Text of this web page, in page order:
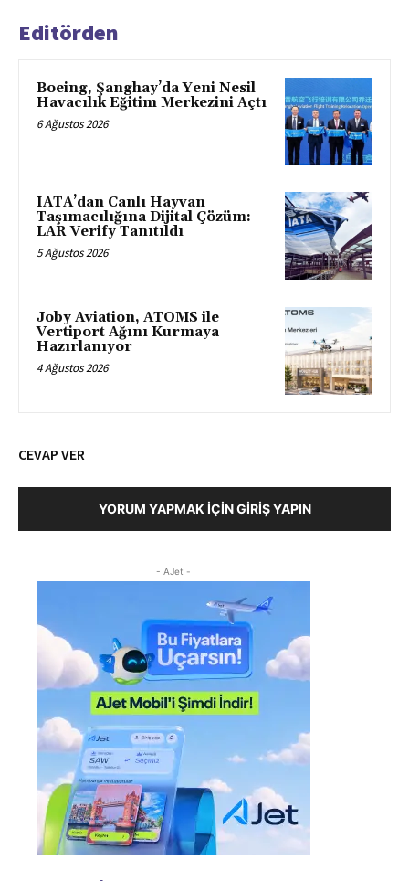
Editörden
Boeing, Şanghay’da Yeni Nesil
Havacılık Eğitim Merkezini Açtı
6 Ağustos 2026
IATA’dan Canlı Hayvan
Taşımacılığına Dijital Çözüm:
LAR Verify Tanıtıldı
5 Ağustos 2026
Joby Aviation, ATOMS ile
Vertiport Ağını Kurmaya
Hazırlanıyor
4 Ağustos 2026
CEVAP VER
YORUM YAPMAK İÇIN GIRIŞ YAPIN
- AJet -